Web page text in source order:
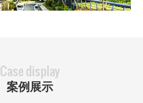
Case display
案例展示